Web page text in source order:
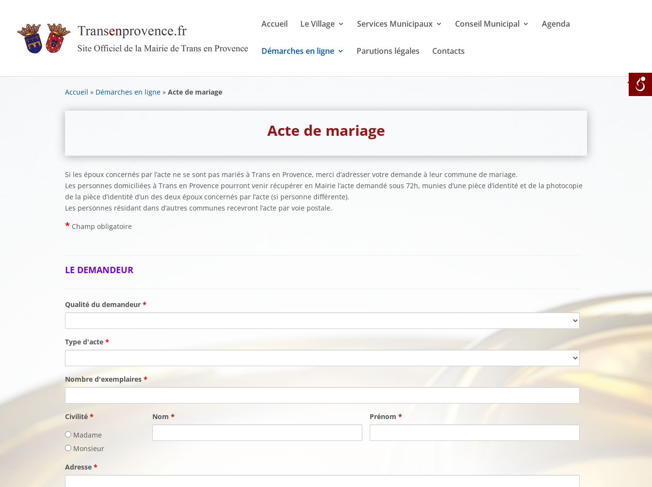
Accueil Le Village Services Municipaux Conseil Municipal Agenda
Démarches en ligne Parutions légales Contacts
Accueil » Démarches en ligne »Acte de mariage
Acte de mariage
Si les époux concernés par l’acte ne se sont pas mariés à Trans en Provence, merci d’adresser votre demande à leur commune de mariage.
Les personnes domiciliées à Trans en Provence pourront venir récupérer en Mairie l’acte demandé sous 72h, munies d’une pièce d’identité et de la photocopie
de la pièce d’identité d’un des deux époux concernés par l’acte (si personne différente).
Les personnes résidant dans d’autres communes recevront l’acte par voie postale.
* Champ obligatoire
LE DEMANDEUR
Qualité du demandeur*
Type d'acte*
Nombre d'exemplaires*
Civilité*
Madame
Monsieur
Nom * Prénom *
Adresse*